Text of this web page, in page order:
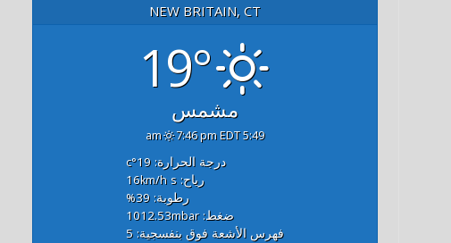
NEW BRITAIN, CT
19°
مشمس
5:49 am
7:46 pm EDT
درجة الحرارة: 19
°c
رياح: 16 km/h s
رطوبة: 39
%
ضغط: 1012.53mbar
فهرس الأشعة فوق بنفسجية: 5